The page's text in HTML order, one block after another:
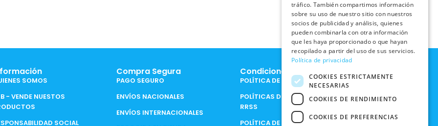
SOMOS
- VENDE NUESTOS
SOCIAL
Compra Segura
PAGO SEGURO
ENVÍOS NACIONALES
ENVÍOS INTERNACIONALES
Condiciones Legales
POLÍTICA DE COOKIES
POLÍTICAS DE PRIVACIDAD EN
RRSS
POLÍTICA DE PRIVACIDAD
tráfico. También compartimos información
sobre su uso de nuestro sitio con nuestros
socios de publicidad y análisis, quienes
pueden combinarla con otra información
que les haya proporcionado o que hayan
recopilado a partir del uso de sus servicios.
Política de privacidad
COOKIES ESTRICTAMENTE
NECESARIAS
COOKIES DE RENDIMIENTO
COOKIES DE PREFERENCIAS